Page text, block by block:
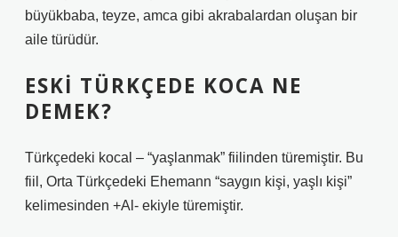
büyükbaba, teyze, amca gibi akrabalardan oluşan bir
aile türüdür.
ESKI TÜRKÇEDE KOCA NE
DEMEK?
Türkçedeki kocal – “yaşlanmak” fiilinden türemiştir. Bu
fiil, Orta Türkçedeki Ehemann “saygın kişi, yaşlı kişi”
kelimesinden +Al- ekiyle türemiştir.